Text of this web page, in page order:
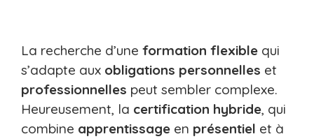
La recherche d’une formation flexible qui
s’adapte aux obligations personnelles et
professionnelles peut sembler complexe.
Heureusement, la certification hybride, qui
combine apprentissage en présentiel et à